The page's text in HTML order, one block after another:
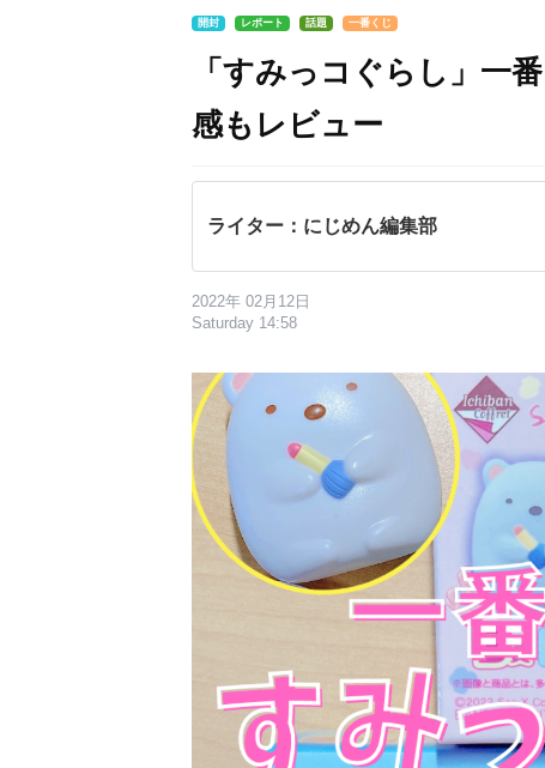
開封 レポート 話題 一番くじ
「すみっコぐらし」一
感もレビュー
ライター：にじめん編集部
2022年 02月12日
Saturday 14:58